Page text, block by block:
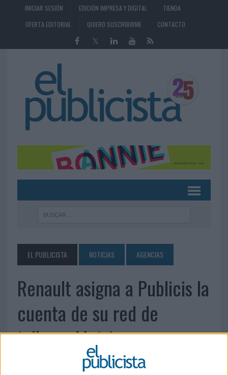
INICIAR SESIÓN EDICIÓN IMPRESA Y DIGITAL
TIENDA
OFERTA EDITORIAL
QUIERO SUSCRIBIRME CONTACTO
EL PUBLICISTA NOTICIAS AGENCIAS
Renault asigna a Publicis la
cuenta de su red de
talleres Motrio